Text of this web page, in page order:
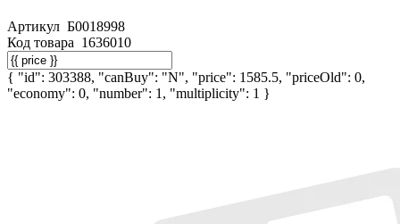
Артикул Б0018998
Код товара 1636010
{ "id": 303388, "canBuy": "N", "price": 1585.5, "priceOld": 0,
"economy": 0, "number": 1, "multiplicity": 1 }